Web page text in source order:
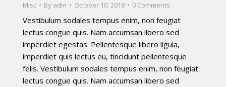
Misc By adm October 10, 2019 0 Comments
Vestibulum sodales tempus enim, non feugiat
lectus congue quis. Nam accumsan libero sed
imperdiet egestas. Pellentesque libero ligula,
imperdiet quis lectus eu, tincidunt pellentesque
felis. Vestibulum sodales tempus enim, non feugiat
lectus congue quis. Nam accumsan libero sed